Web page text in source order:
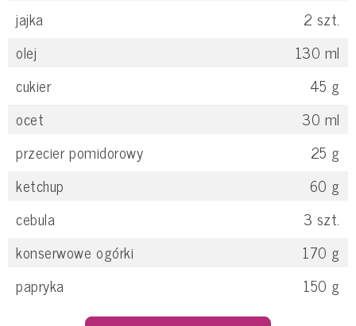
jajka
2 szt.
olej
130 ml
cukier
45 g
ocet
30 ml
przecier pomidorowy
25 g
ketchup
60 g
cebula
3 szt.
konserwowe ogórki
170 g
papryka
150 g